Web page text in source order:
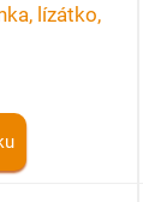
lízátko,